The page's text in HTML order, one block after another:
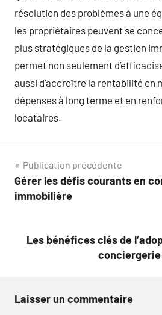
résolution des problèmes à une
les propriétaires peuvent se
plus stratégiques de la gestion
permet non seulement
aussi d’accroître la rentabilité en
dépenses à long terme et en
locataires.
Navigation
de
Publication précédente
Gérer les défis courants en
immobilière
Les bénéfices clés de
Laisser un commentaire